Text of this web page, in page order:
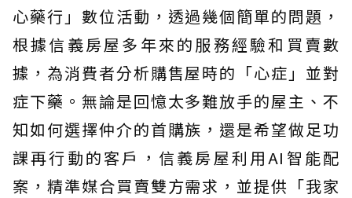
心藥行」數位活動，透過幾個簡單的問題，
根據信義房屋多年來的服務經驗和買賣數
據，為消費者分析購售屋時的「心症」並對
症下藥。無論是回憶太多難放手的屋主、不
知如何選擇仲介的首購族，還是希望做足功
課再行動的客戶，信義房屋利用AI智能配
案，精準媒合買賣雙方需求，並提供「我家